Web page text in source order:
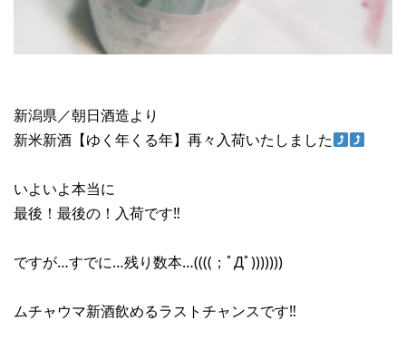
新潟県／朝日酒造より
新米新酒【ゆく年くる年】再々入荷いたしました
いよいよ本当に
最後！最後の！入荷です‼︎
ですが…すでに…残り数本…((((；ﾟДﾟ)))))))
ムチャウマ新酒飲めるラストチャンスです‼︎